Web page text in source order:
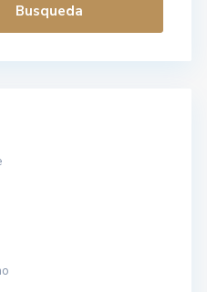
Busqueda